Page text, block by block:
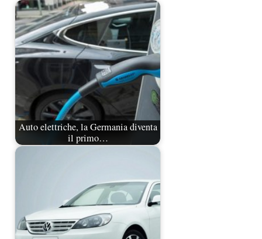
Auto elettriche, la Germania diventa
il primo…